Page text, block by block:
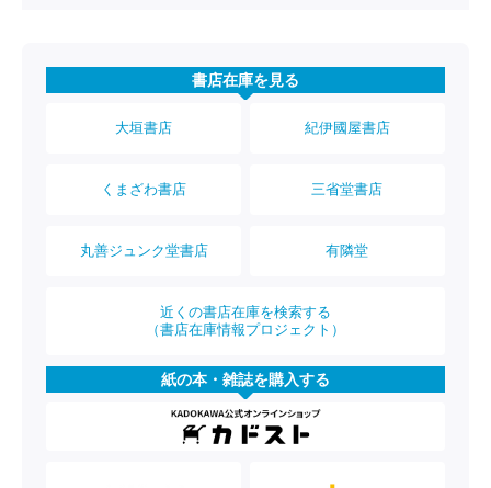
書店在庫を見る
大垣書店 紀伊國屋書店
くまざわ書店 三省堂書店
丸善ジュンク堂書店 有隣堂
近くの書店在庫を検索する
（書店在庫情報プロジェクト）
紙の本・雑誌を購入する